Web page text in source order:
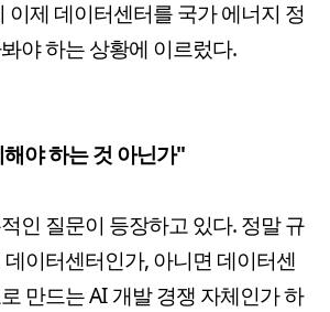
이제 데이터센터를 국가 에너지 정
야 하는 상황에 이르렀다.
야 하는 것 아닌가"
인 질문이 등장하고 있다. 정말 규
이터센터인가, 아니면 데이터센
만드는 AI 개발 경쟁 자체인가 하